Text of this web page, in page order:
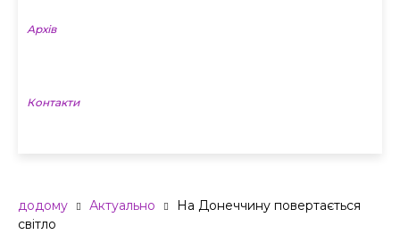
Новини
Архів
Контакти
додому Актуально
На Донеччину повертається
світло